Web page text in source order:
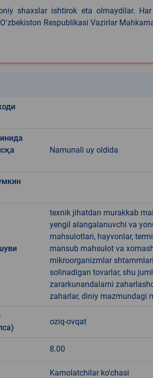
shaxslar ishtirok eta olmaydilar.
Respublikasi Vazirlar
Namunali uy oldida
texnik jihatdan murakkab
yengil alangalanuvchi va
mahsulotlari, hayvonlar,
mansub mahsulot va
mikroorganizmlar
solinadigan tovarlar, shu
zararkunandalarni
zaharlar, diniy mazmundagi
oziq-ovqat
8.00
Kamolatchilar ko'chasi